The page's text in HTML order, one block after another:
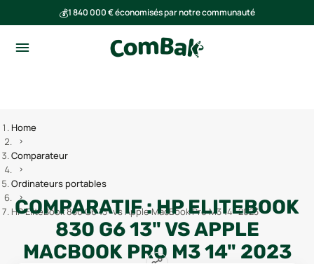
💰1 840 000 € économisés par notre communauté
Home
Comparateur
Ordinateurs portables
HP EliteBook 830 G6 13" vs Apple MacBook Pro M3 14" 2023
COMPARATIF :HP ELITEBOOK
830 G6 13"VSAPPLE
MACBOOK PRO M3 14" 2023